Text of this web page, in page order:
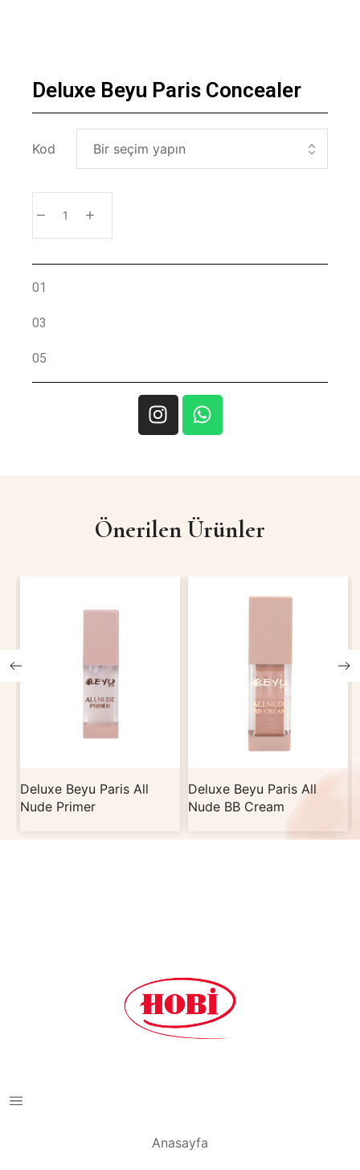
Deluxe Beyu Paris Concealer
Kod
01
03
05
Önerilen Ürünler
Deluxe Beyu Paris All
Nude Primer
Deluxe Beyu Paris All
Nude BB Cream
Anasayfa